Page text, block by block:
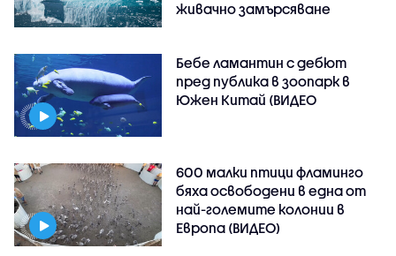
живачно замърсяване
Бебе ламантин с дебют
пред публика в зоопарк в
Южен Китай (ВИДЕО
600 малки птици фламинго
бяха освободени в една от
най-големите колонии в
Европа (ВИДЕО)